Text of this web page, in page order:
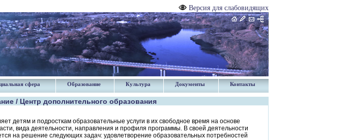
Версия для слабовидящих
сфера Образование Культура Документы Контакты
/ Центр дополнительного образования
детям и подросткам образовательные услуги в их свободное время на основе
вида деятельности, направления и профиля программы. В своей деятельности
на решение следующих задач: удовлетворение образовательных потребностей